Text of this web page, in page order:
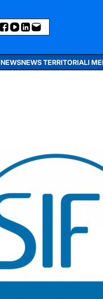
NEWSNEWS TERRITORIALI